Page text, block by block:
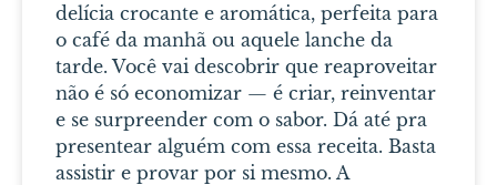
delícia crocante e aromática, perfeita para
o café da manhã ou aquele lanche da
tarde. Você vai descobrir que reaproveitar
não é só economizar — é criar, reinventar
e se surpreender com o sabor. Dá até pra
presentear alguém com essa receita. Basta
assistir e provar por si mesmo. A